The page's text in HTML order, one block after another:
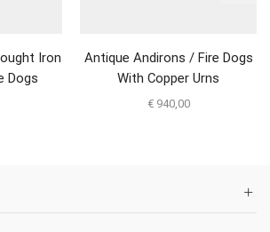
Iron
Dogs
Antique Andirons / Fire Dogs
With Copper Urns
€940,00